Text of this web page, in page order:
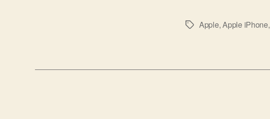
МеткиApple,Apple iPhone,